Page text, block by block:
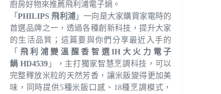
廚房好物來推薦飛利浦電子鍋。
「PHILIPS 飛利浦 」一向是大家購買家電時的
首選品牌之一，透過各種創新科技，提升大家
的生活品質；這篇要與你們分享最近入手的
「 飛利浦變溫醒香智選IH大火力電子
鍋 HD4539 」，主打獨家智慧烹調科技，可以
完整釋放米粒的天然芳香，讓米飯變得更加美
味，同時提供5種米飯口感、18種烹調模式，